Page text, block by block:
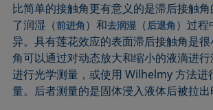
比简单的接触角更有意义的是滞后接触
了润湿（前进角 ）和去润湿 （后退角 ）过程
异。具有莲花效应的表面滞后接触角是
角可以通过对动态放大和缩小的液滴进
进行光学测量，或使用 Wilhelmy 方法进
量。后者测量的是固体浸入液体后被拉出